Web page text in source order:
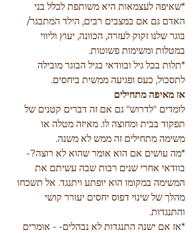
*שאיפה לעצמאות היא משותפת לכלל בני
האדם גם אם במצבים רבים, הילד המתבגר/
בוגר שלנו זקוק לעזרה, הכוונה, יעוץ וליווי
במטלות ומשימות פשוטות.
*תלות בכל גיל ובוודאי בגיל הבוגר מובילה
לתסכול, כעס ופגיעה ממשית ביחסים.
אז מאיפה מתחילים
לומדים "לדרוש" גם אם זה דברים קטנים של
תפקוד בבית ומחוצה לו. מאיזה מטלה או
משימה מתחילים זה ממש לא משנה.
*מה עושים אם הוא אומר שהוא לא רוצה?-
בוודאי אחרי שנים רבות שבה עשיתם את
המשימה במקומו הוא יופתע ויתנגד. אל תשכחו
מהלך של שינוי דפוס יחסים יעורר קושי
והתנגדות.
*אז אם ישנה התנגדות לא נבהלים- - אומרים